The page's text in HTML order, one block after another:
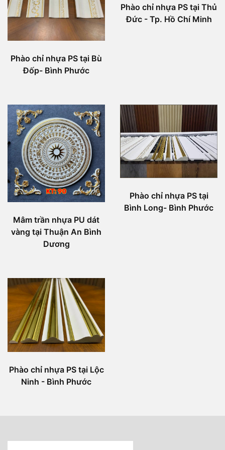
Phào chỉ nhựa PS tại Bù
Đốp- Bình Phước
Phào chỉ nhựa PS tại Thủ
Đức - Tp. Hồ Chí Minh
Mâm trần nhựa PU dát
vàng tại Thuận An Bình
Dương
Phào chỉ nhựa PS tại
Bình Long- Bình Phước
Phào chỉ nhựa PS tại Lộc
Ninh - Bình Phước